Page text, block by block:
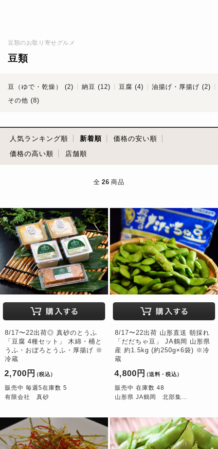
豆類のお取り寄せグルメ
豆類
豆（ゆで・乾燥） (2) 納豆 (12) 豆腐 (4)
油揚げ・厚揚げ (2)
その他 (8)
人気ランキング順 新着順
価格の安い順
価格の高い順
店舗順
全 26 商品
8/17〜22出荷◎ 真砂のとうふ
「豆腐 4種セット」 木綿・桶と
うふ・おぼろとうふ・厚揚げ ※
冷蔵
2,700円 （税込）
販売中 毎週5在庫数 5
有限会社 真砂
8/17〜22出荷 山形直送 朝採れ
「だだちゃ豆」 JA鶴岡 山形県
産 約1.5kg (約250g×6袋) ※冷
蔵
4,800円 （送料・税込）
販売中 在庫数 48
山形県 JA鶴岡 北部集...